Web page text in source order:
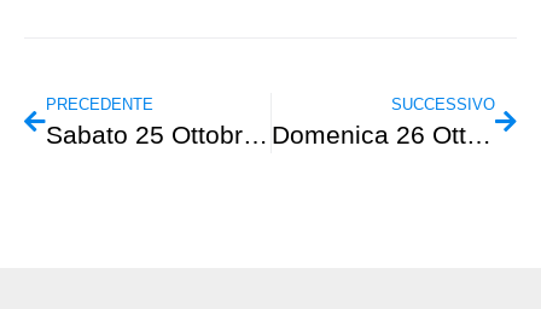
PRECEDENTE
Sabato 25 Ottobre – Intersezionale Sentiero Frassati
SUCCESSIVO
Domenica 26 Ottobre – Cammini Creativi – Quarto Alto